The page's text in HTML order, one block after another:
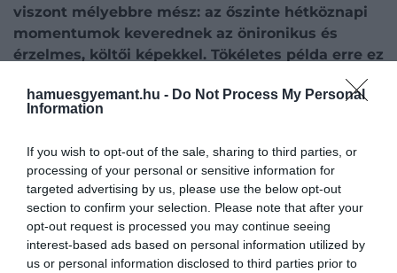
hamuesgyemant.hu - Do Not Process My Personal
Information
If you wish to opt-out of the sale, sharing to third parties, or
processing of your personal or sensitive information for
targeted advertising by us, please use the below opt-out
section to confirm your selection. Please note that after your
opt-out request is processed you may continue seeing
interest-based ads based on personal information utilized by
us or personal information disclosed to third parties prior to
viszont mélyebbre mész: az őszinte hétköznapi
momentumok keverednek az önironikus és
érzelmes, költői képekkel. Tökéletes példa erre ez
„Leheli ki
a Nap az utolsó sugarát, / szikrákat horzsolok
szívemből lobban egy gyufaszál, / cinikus volt ez
öröm hozzám még mindig hazajár.”Ki volt a
legnagyobb inspirációd ennek a lírai hangnak a
megtalálásában?
A tavaly ősszel kiadott Szobapopcímű kislemezem
[amiért laurie. Fonogram-díjat kapott 2026-ban – a